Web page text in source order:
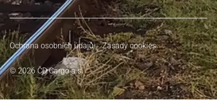
© 2026 ČD Cargo a.s.
Ochrana osobních údajů Zásady cookies